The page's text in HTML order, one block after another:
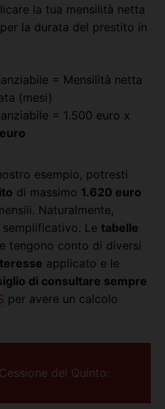
la tua mensilità netta
la durata del prestito in
= Mensilità netta
(mesi)
= 1.500 euro x
esempio, potresti
di massimo 1.620 euro
Naturalmente,
Le tabelle
tengono conto di diversi
applicato e le
di consultare sempre
per avere un calcolo
del Quinto: